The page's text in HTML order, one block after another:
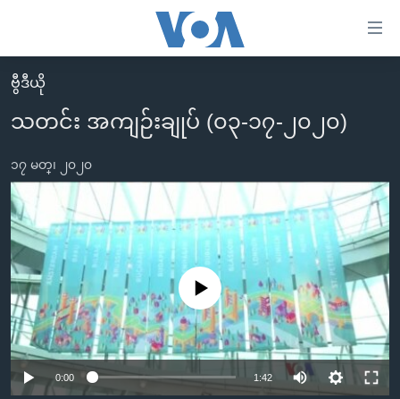
လွယ်ကူ
စေ
Link
များ
ပင်မ
အကြောင်းအရာ
သို့
ကျော်
ကြည့်
ရန်
ပင်မ
မူလစာမျက်နှာ
မြန်မာ
အမေရိကန်
တရုတ်
အစ္စရေး-ပါလက်စတိုင်း
ဗွီဒီယို
သတင်းလွတ်လပ်ခွင့်
ရပ်ဝန်းတခု လမ်းတခု အလွန်
အင်္ဂလိပ်စာလေ့လာမယ်
အမေရိကန်သုံးအီဒီယံ
မကြေးမုံရဲ့ အင်္ဂလိပ်စာ
ရုပ်ရှင်ထဲက အင်္ဂလိပ်စာ
အပတ်စဉ်ကဏ္ဍများ
ရေဒီယို
တီဗွီ
ရေဒီယိုနှင့်ရုပ်သံ အချက်အလက်များ
ရေဒီယို/တီဗွီအစီအစဉ်
ဗွီဒီယို
သတင်း အကျဉ်းချုပ် (၀၃-၁၇-၂၀၂၀)
၁၇ မတ္၊ ၂၀၂၀
No media source currently available
0:00 1:42